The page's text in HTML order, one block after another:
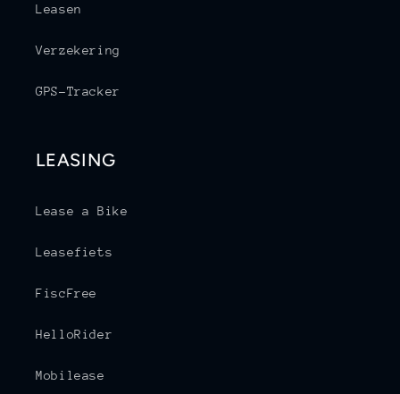
Leasen
Verzekering
GPS-Tracker
LEASING
Lease a Bike
Leasefiets
FiscFree
HelloRider
Mobilease